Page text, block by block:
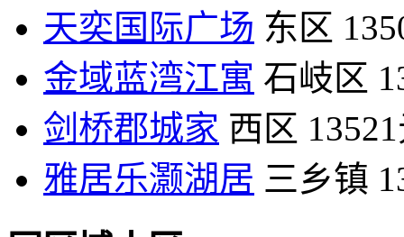
天奕国际广场 东区
金域蓝湾江寓 石岐区
剑桥郡城家 西区
雅居乐灏湖居 三乡镇